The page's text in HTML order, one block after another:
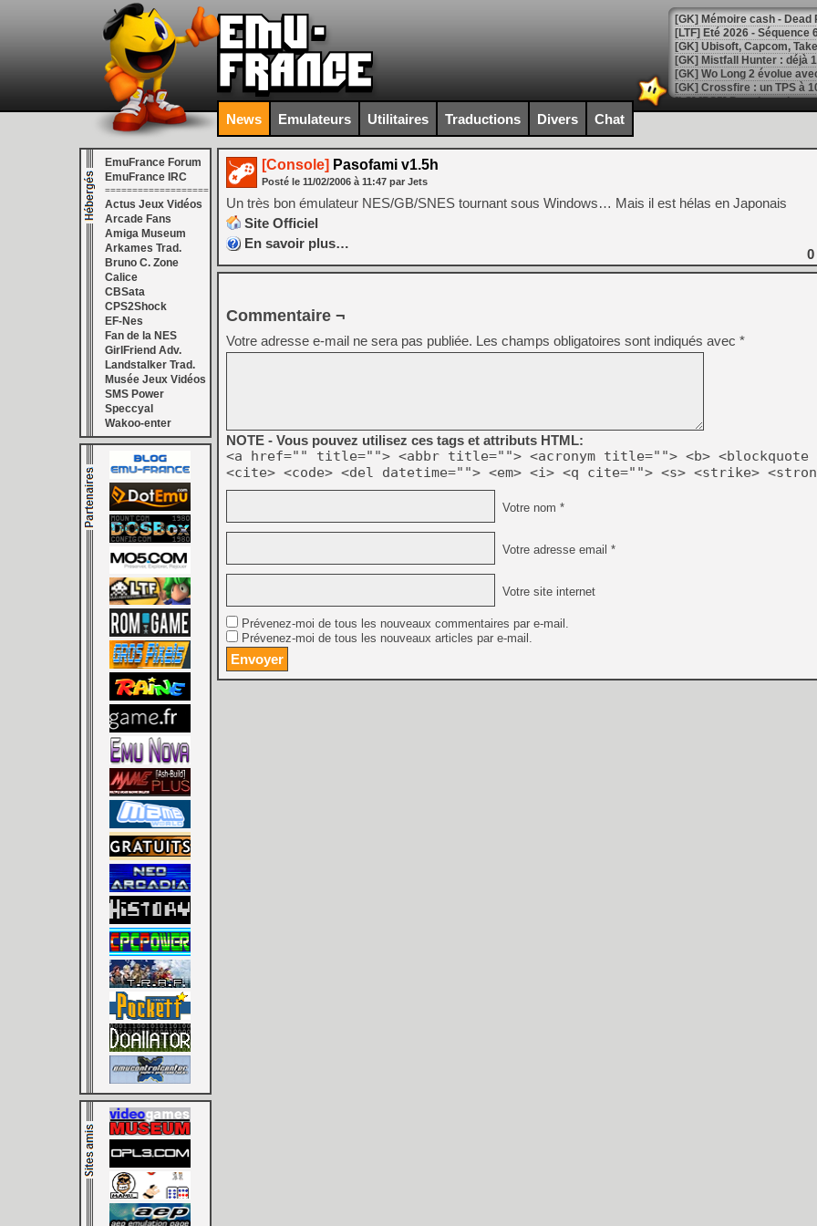
[LTF] Eté 2026 - Séquence
[GK] Mistfall Hunter : déjà
[GK] Wo Long 2 évolue
[GK] Crossfire : un TPS à
[LS] [PS5] Premiers
[Mo5] DOOM arrive en
[GK] Bethesda fête les 30
[GK] Roblox : l'action en
[GK] Agenda - GeForce
[LS] [PS5] ps5-y2jb-
[GK] Pourquoi Marvel
[GK] Test : Restory : Chill
[GK] GTA 6 : Rockstar
[GK] Hot Wheels Infinite
[GK] Mémoire cash -
[GK] Résultats Nintendo :
[GK] Déjà des
[Mo5] Brickboy cherche à
[GK] Minecraft et ses «
[GK] Beast of
[GK] Ubisoft : fin de partie
[GK] Mémoire cash -
[GK] Dan Houser (GTA)
[GK] Comment EA Sports
[GK] Crimson Moon : un
[GK] Isle of Reveries : le
[GK] Moonlighter 2 : The
[GK] Capcom relance
[GK] Guillermo del Toro
News Emulateurs Utilitaires Traductions Divers Chat
EmuFrance Forum
EmuFrance IRC
===================
Actus Jeux Vidéos
Arcade Fans
Amiga Museum
Arkames Trad.
Bruno C. Zone
Calice
CBSata
CPS2Shock
EF-Nes
Fan de la NES
GirlFriend Adv.
Landstalker Trad.
Musée Jeux Vidéos
SMS Power
Speccyal
Wakoo-enter
[Console] Pasofami v1.5h
Posté le 11/02/2006 à 11:47 par Jets
Un très bon émulateur NES/GB/SNES tournant sous Windows… Mais il est hélas en Japonais
Site Officiel
En savoir plus…
0
Commentaire ¬
Votre adresse e-mail ne sera pas publiée. Les champs obligatoires sont indiqués avec *
NOTE - Vous pouvez utilisez ces tags et attributs HTML:
<a href="" title=""> <abbr title=""> <acronym title=""> <b> <blockquote
<cite> <code> <del datetime=""> <em> <i> <q cite=""> <s> <strike>
Votre nom *
Votre adresse email *
Votre site internet
Prévenez-moi de tous les nouveaux commentaires par e-mail.
Prévenez-moi de tous les nouveaux articles par e-mail.